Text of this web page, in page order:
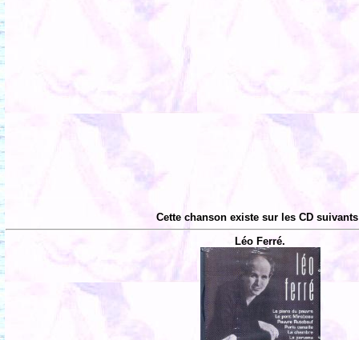
Cette chanson existe sur les CD
Léo Ferré.